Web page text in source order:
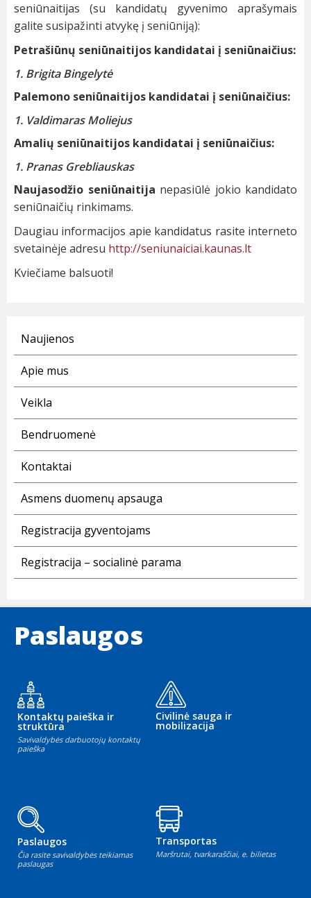
seniūnaitijas (su kandidatų gyvenimo aprašymais
galite susipažinti atvykę į seniūniją):
Petrašiūnų seniūnaitijos kandidatai į seniūnaičius:
1. Brigita Bingelytė
Palemono seniūnaitijos kandidatai į seniūnaičius:
1. Valdimaras Moliejus
Amalių seniūnaitijos kandidatai į seniūnaičius:
1. Pranas Grebliauskas
Naujasodžio seniūnaitija nepasiūlė jokio kandidato
seniūnaičių rinkimams.
Daugiau informacijos apie kandidatus rasite interneto
svetainėje adresu http://seniunaiciai.kaunas.lt
Kviečiame balsuoti!
Naujienos
Apie mus
Veikla
Bendruomenė
Kontaktai
Asmens duomenų apsauga
Registracija gyventojams
Registracija – socialinė parama
Paslaugos
Kontaktų paieška ir
struktūra
Savivaldybės darbuotojų kontaktų
paieška
Civilinė sauga ir
mobilizacija
Paslaugos
Čia rasite savivaldybės teikiamas
paslaugas
Transportas
Maršrutai, tvarkaraščiai, e. bilietas